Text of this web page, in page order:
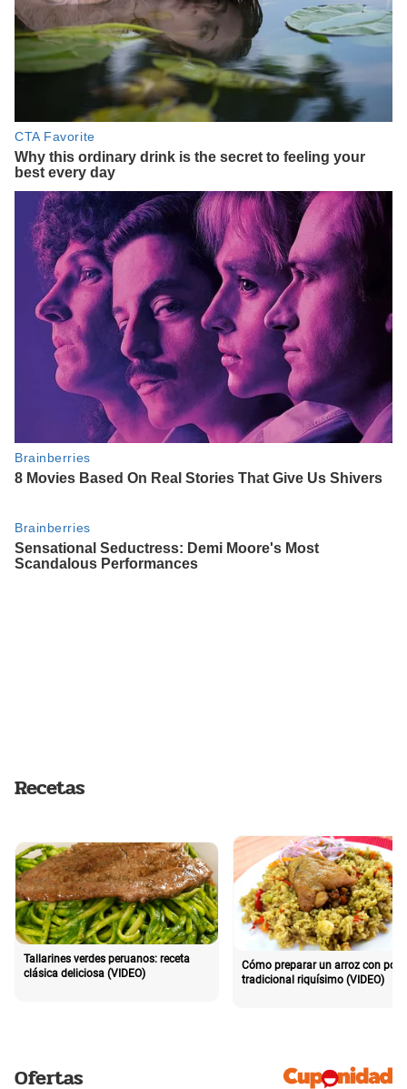
Recetas
Tallarines verdes peruanos: receta
clásica deliciosa (VIDEO)
Cómo preparar un arroz con pollo
tradicional riquísimo (VIDEO)
Ofertas